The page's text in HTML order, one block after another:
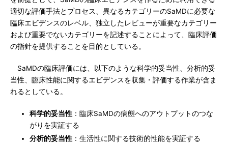
適切な評価手法とプロセス、異なるカテゴリーのSaMDに必要な
臨床エビデンスのレベル、独立したレビューが重要なカテゴリー
および重要でないカテゴリーを記述することによって、臨床評価
の指針を提供することを目的としている。
SaMDの臨床評価には、以下のような科学的妥当性、分析的妥
当性、臨床性能に関するエビデンスを収集・評価する作業が含ま
れるとしている。
科学的妥当性 ：臨床SaMDの病態へのアウトプットのつな
がりを実証する
分析的妥当性 ：生活性に関する技術的性能を実証する